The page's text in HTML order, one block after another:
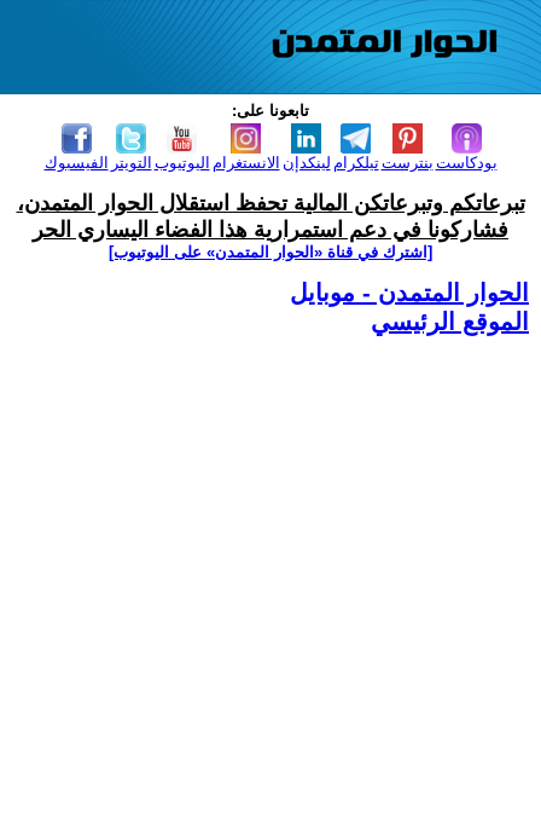
تابعونا على:
الفيسبوك التويتر اليوتيوب الانستغرام لينكدإن تيلكرامبنترست بودكاست
تبرعاتكم وتبرعاتكن المالية تحفظ استقلال الحوار المتمدن،
فشاركونا في دعم استمرارية هذا الفضاء اليساري الحر
[اشترك في قناة ‫«الحوار المتمدن» على اليوتيوب]
الحوار المتمدن - موبايل
الموقع الرئيسي